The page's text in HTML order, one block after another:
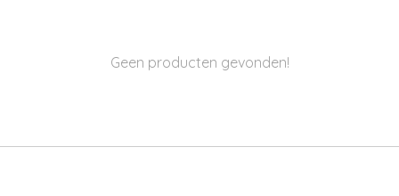
Geen producten gevonden!